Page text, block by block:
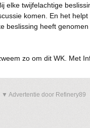
elke twijfelachtige
komen. En het
beslissing heeft
zo om dit WK. Met
▼ Advertentie door Refinery89